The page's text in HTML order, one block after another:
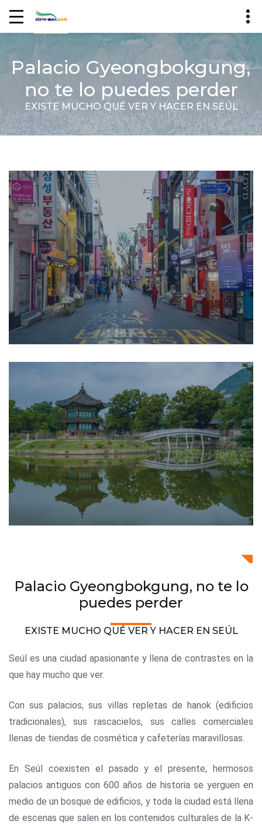
Palacio Gyeongbokgung,
no te lo puedes perder
EXISTE MUCHO QUÉ VER Y HACER EN SEÚL
Palacio Gyeongbokgung, no te lo
puedes perder
EXISTE MUCHO QUÉ VER Y HACER EN SEÚL
Seúl es una ciudad apasionante y llena de contrastes en la
que hay mucho que ver.
Con sus palacios, sus villas repletas de hanok (edificios
tradicionales), sus rascacielos, sus calles comerciales
llenas de tiendas de cosmética y cafeterías maravillosas.
En Seúl coexisten el pasado y el presente, hermosos
palacios antiguos con 600 años de historia se yerguen en
medio de un bosque de edificios, y toda la ciudad está llena
de escenas que salen en los contenidos culturales de la K-